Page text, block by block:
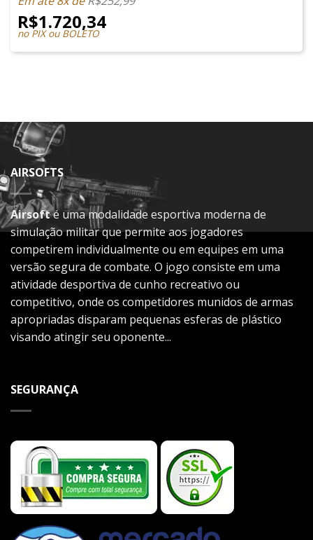
R$1.720,34
no PIX ou BOLETO
AIRSOFTS
Airsofté uma modalidade esportiva moderna de
simulação militar que permite aos jogadores
competirem individualmente ou em equipes em uma
versão segura de combate. O jogo consiste em uma
atividade desportiva de cunho recreativo ou
competitivo, onde os competidores munidos de armas
apropriadas disparam pequenas esferas de plástico
visando atingir seu oponente...
SEGURANÇA